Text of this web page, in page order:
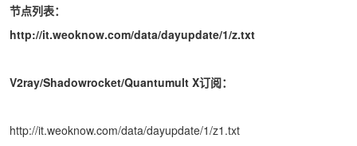
节点列表：
http://it.weoknow.com/data/dayupdate/1/z.txt
V2ray/Shadowrocket/Quantumult X订阅：
http://it.weoknow.com/data/dayupdate/1/z1.txt